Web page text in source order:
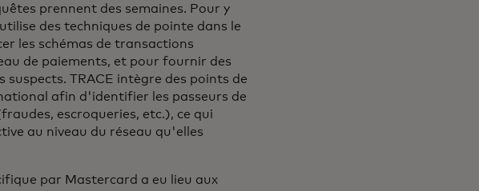
prennent des semaines. Pour y
des techniques de pointe dans le
les schémas de transactions
de paiements, et pour fournir des
TRACE intègre des points de
afin d'identifier les passeurs de
escroqueries, etc.), ce qui
au niveau du réseau qu'elles
par Mastercard a eu lieu aux